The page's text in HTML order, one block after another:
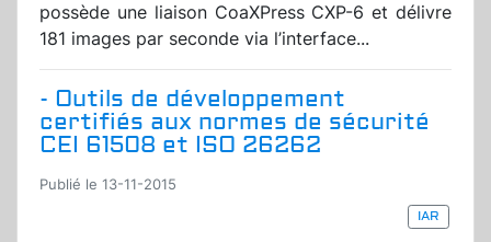
possède une liaison CoaXPress CXP-6 et délivre
181 images par seconde via l’interface...
- Outils de développement
certifiés aux normes de sécurité
CEI 61508 et ISO 26262
Publié le 13-11-2015
IAR